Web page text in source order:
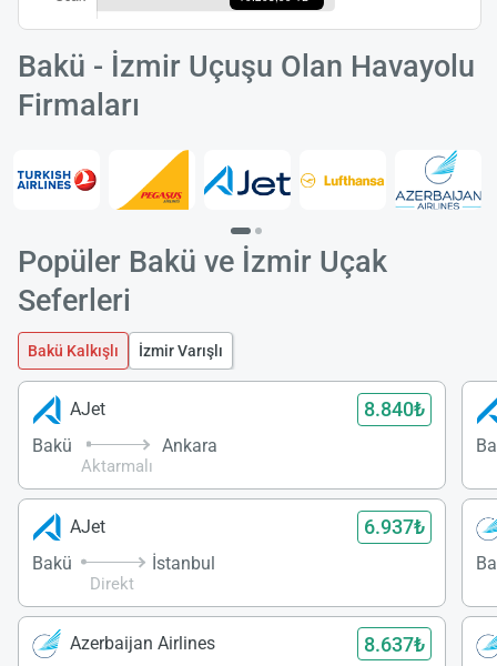
Bakü - İzmir Uçuşu Olan Havayolu
Firmaları
Popüler Bakü ve İzmir Uçak
Seferleri
Bakü Kalkışlı İzmir Varışlı
AJet 8.840₺
Bakü
Aktarmalı
Ankara
AJet 6.937₺
Bakü
Direkt
İstanbul
Azerbaijan Airlines 8.637₺